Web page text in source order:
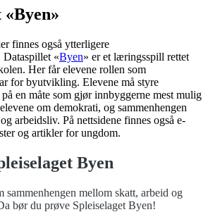
finnes også ytterligere
Dataspillet «Byen» er et læringsspill rettet
Her får elevene rollen som
for byutvikling. Elevene må styre
en måte som gjør innbyggerne mest mulig
om demokrati, og sammenhengen
arbeidsliv. På nettsidene finnes også e-
og artikler for ungdom.
Byen
mellom skatt, arbeid og
bør du prøve Spleiselaget Byen!